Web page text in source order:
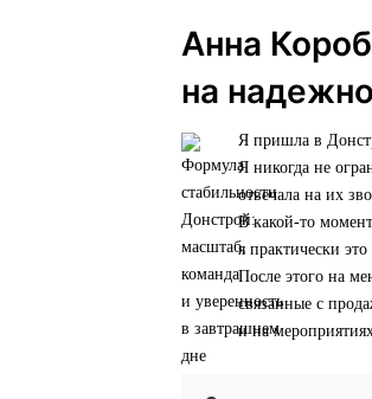
Анна
на
Я пришла в
Я никогда не
отвечала на их
В какой-то
я практически
После этого на
связанные с
и на